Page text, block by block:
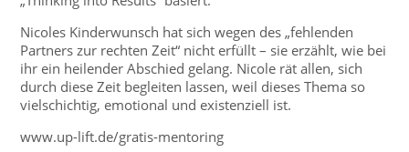
Nicoles Kinderwunsch hat sich wegen des „fehlenden
Partners zur rechten Zeit“ nicht erfüllt – sie erzählt, wie bei
ihr ein heilender Abschied gelang. Nicole rät allen, sich
durch diese Zeit begleiten lassen, weil dieses Thema so
vielschichtig, emotional und existenziell ist.
www.up-lift.de/gratis-mentoring